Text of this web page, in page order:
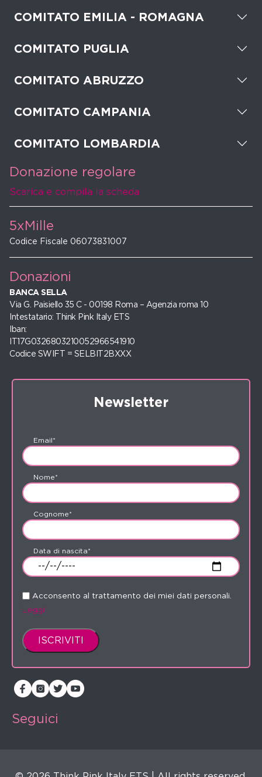
COMITATO EMILIA - ROMAGNA
COMITATO PUGLIA
COMITATO ABRUZZO
COMITATO CAMPANIA
COMITATO LOMBARDIA
Donazione regolare
Scarica e compila la scheda
5xMille
Codice Fiscale 06073831007
Donazioni
BANCA SELLA
Via G. Paisiello 35 C - 00198 Roma – Agenzia roma 10
Intestatario: Think Pink Italy ETS
Iban:
IT17G0326803210052966541910
Codice SWIFT = SELBIT2BXXX
Newsletter
Email*
Nome*
Cognome*
Data di nascita*
Acconsento al trattamento dei miei dati personali.
Leggi
Seguici